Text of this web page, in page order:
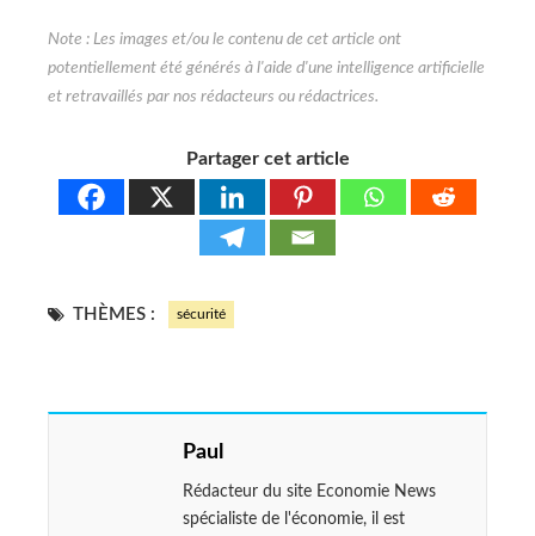
Partager cet article
THÈMES : sécurité
Paul
Rédacteur du site Economie News
spécialiste de l'économie, il est